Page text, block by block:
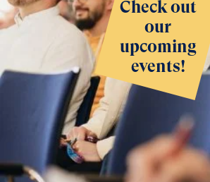
Check out
our
upcoming
events!